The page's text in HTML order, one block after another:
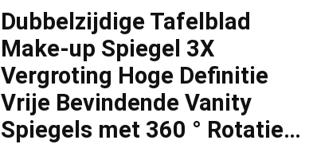
Dubbelzijdige Tafelblad
Make-up Spiegel 3X
Vergroting Hoge Definitie
Vrije Bevindende Vanity
Spiegels met 360 ° Rotatie…